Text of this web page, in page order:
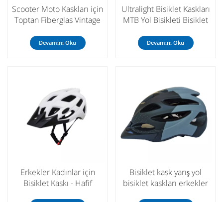
Scooter Moto Kaskları için
Toptan Fiberglas Vintage
Devamını Oku
Ultralight Bisiklet Kaskları
MTB Yol Bisikleti Bisiklet
Kasklar M/L
Devamını Oku
Erkekler Kadınlar için
Bisiklet Kaskı - Hafif
Bisiklet kask yarış yol
bisiklet kaskları erkekler